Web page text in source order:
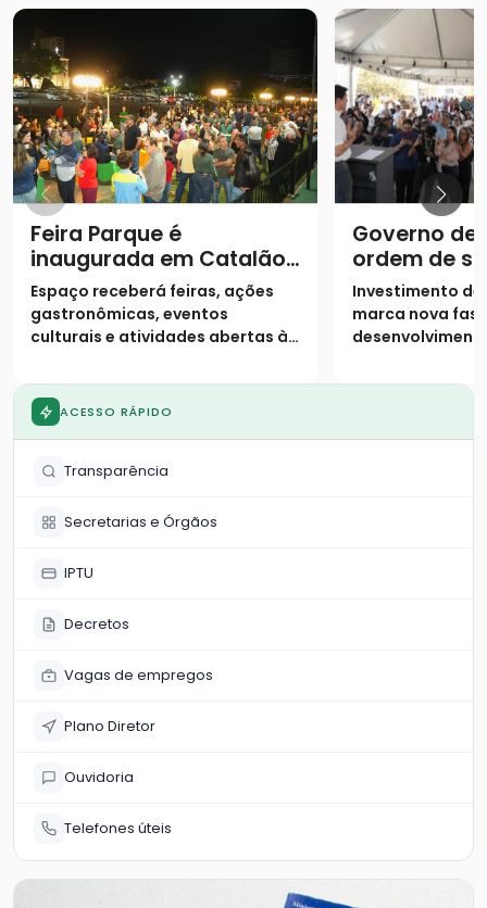
Feira Parque é
inaugurada em Catalão
e inicia funcionamento
para eventos e feiras
Espaço receberá feiras, ações
gastronômicas, eventos
culturais e atividades abertas à
Governo de
ordem de
duplicação
Investimento de
marca nova
ACESSO RÁPIDO
Transparência
Secretarias e Órgãos
IPTU
Decretos
Vagas de empregos
Plano Diretor
Ouvidoria
Telefones úteis